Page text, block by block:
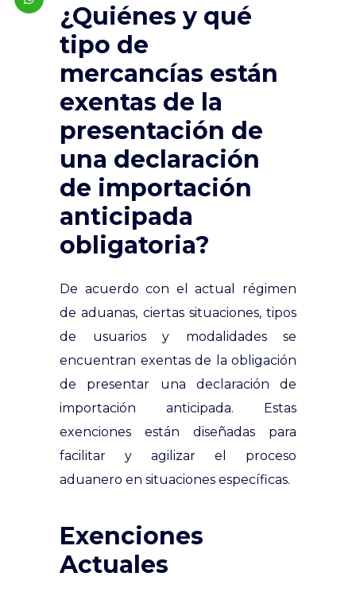
¿Quiénes y qué
tipo de
mercancías están
exentas de la
presentación de
una declaración
de importación
anticipada
obligatoria?
De acuerdo con el actual régimen
de aduanas, ciertas situaciones, tipos
de usuarios y modalidades se
encuentran exentas de la obligación
de presentar una declaración de
importación anticipada. Estas
exenciones están diseñadas para
facilitar y agilizar el proceso
aduanero en situaciones específicas.
Exenciones
Actuales